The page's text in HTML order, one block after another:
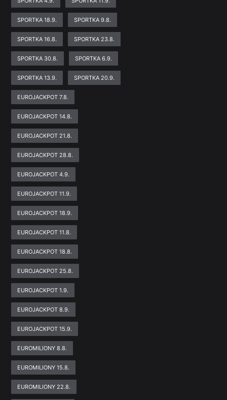
SPORTKA 18.9. SPORTKA 9.8.
SPORTKA 16.8. SPORTKA 23.8.
SPORTKA 30.8. SPORTKA 6.9.
SPORTKA 13.9. SPORTKA 20.9.
EUROJACKPOT 7.8.
EUROJACKPOT 14.8.
EUROJACKPOT 21.8.
EUROJACKPOT 28.8.
EUROJACKPOT 4.9.
EUROJACKPOT 11.9.
EUROJACKPOT 18.9.
EUROJACKPOT 11.8.
EUROJACKPOT 18.8.
EUROJACKPOT 25.8.
EUROJACKPOT 1.9.
EUROJACKPOT 8.9.
EUROJACKPOT 15.9.
EUROMILIONY 8.8.
EUROMILIONY 15.8.
EUROMILIONY 22.8.